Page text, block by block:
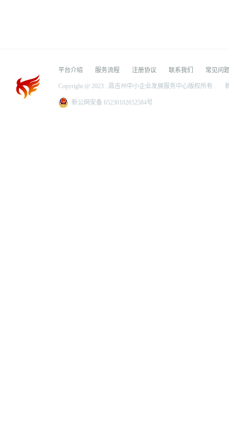
平台介绍 服务流程 注册协议 联系我们 常见问
Copyright @ 2023 . 昌吉州中小企业发展服务中心版权所有 .
新公网安备 65230102652584号